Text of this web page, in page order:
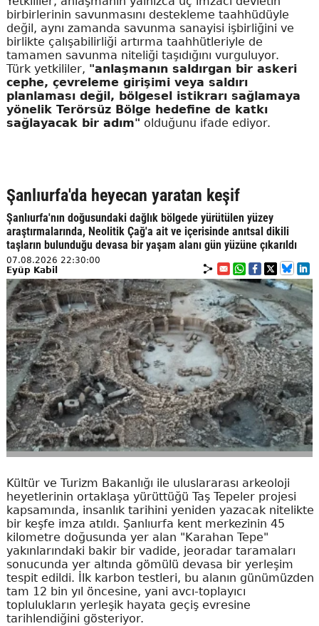
birbirlerinin savunmasını destekleme taahhüdüyle
değil, aynı zamanda savunma sanayisi işbirliğini ve
birlikte çalışabilirliği artırma taahhütleriyle de
tamamen savunma niteliği taşıdığını vurguluyor.
Türk yetkililer, "anlaşmanın saldırgan bir askeri
cephe, çevreleme girişimi veya saldırı
planlaması değil, bölgesel istikrarı sağlamaya
yönelik Terörsüz Bölge hedefine de katkı
sağlayacak bir adım" olduğunu ifade ediyor.
Şanlıurfa'da heyecan yaratan keşif
Şanlıurfa'nın doğusundaki dağlık bölgede yürütülen yüzey
araştırmalarında, Neolitik Çağ'a ait ve içerisinde anıtsal dikili
taşların bulunduğu devasa bir yaşam alanı gün yüzüne çıkarıldı
07.08.2026 22:30:00
Eyüp Kabil
Kültür ve Turizm Bakanlığı ile uluslararası arkeoloji
heyetlerinin ortaklaşa yürüttüğü Taş Tepeler projesi
kapsamında, insanlık tarihini yeniden yazacak nitelikte
bir keşfe imza atıldı. Şanlıurfa kent merkezinin 45
kilometre doğusunda yer alan "Karahan Tepe"
yakınlarındaki bakir bir vadide, jeoradar taramaları
sonucunda yer altında gömülü devasa bir yerleşim
tespit edildi. İlk karbon testleri, bu alanın günümüzden
tam 12 bin yıl öncesine, yani avcı-toplayıcı
toplulukların yerleşik hayata geçiş evresine
tarihlendiğini gösteriyor.